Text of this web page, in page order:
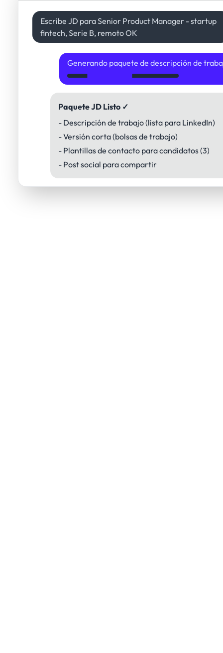
Escribe JD para Senior Product Manager - startup
fintech, Serie B, remoto OK
Generando paquete de descripción de
Paquete JD Listo ✓
- Descripción de trabajo (lista para LinkedIn)
- Versión corta (bolsas de trabajo)
- Plantillas de contacto para candidatos (3)
- Post social para compartir